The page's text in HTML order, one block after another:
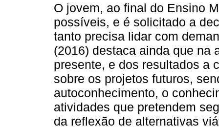
O jovem, ao final do Ensino
possíveis, e é solicitado a
tanto precisa lidar com
(2016) destaca ainda que na
presente, e dos resultados a
sobre os projetos futuros,
autoconhecimento, o
atividades que pretendem
da reflexão de alternativas